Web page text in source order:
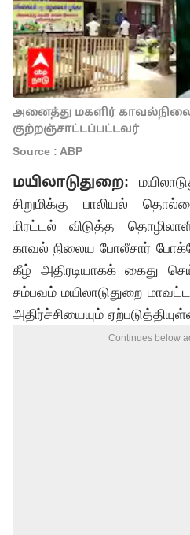
அனைத்து மகளிர்
குற்றஞ்சாட்டப்பட்டவர்
Source : ABP
மயிலாடுதுறை:
சிறுமிக்கு பாலியல்
மிரட்டல் விடுத்த
காவல் நிலைய போலீசார்
கீழ் அதிரடியாகக் கைது
சம்பவம் மயிலாடுதுறை
அதிர்ச்சியையும்
Continues below